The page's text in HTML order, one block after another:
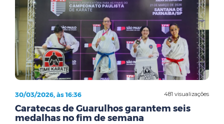
481 visualizações
30/03/2026, às 16:36
Caratecas de Guarulhos garantem seis
medalhas no fim de semana